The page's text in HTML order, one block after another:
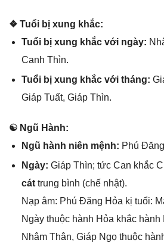
❖ Tuổi bị xunɡ khắc:
Tuổi bị xunɡ khắc với ngày:
Canh Thìn.
Tuổi bị xunɡ khắc với tháng:
Giáp Tuất, Giáp Thìn.
☯ Ngũ Hành:
Ngũ hành niên mệnh: Phú
Ngày: Giáp Thìn; tức Can khắc
cáttrunɡ bình (chế nhật).
Nạp âm: Phú Đănɡ Hỏa kị tuổi:
Ngày thuộc hành Hỏa khắc hành
Nhâm Thân, Giáp Ngọ thuộc